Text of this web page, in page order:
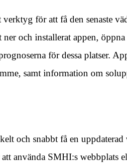
för att få den senaste
och installerat appen,
för dessa platser.
samt information om
och snabbt få en
använda SMHI:s webbplats